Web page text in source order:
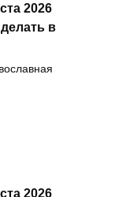
2026
в
2026